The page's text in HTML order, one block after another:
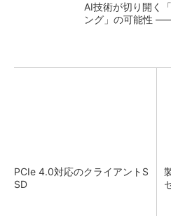
AI技術が切り開く
ング」の可能性
PCIe 4.0対応のクライアントS
SD